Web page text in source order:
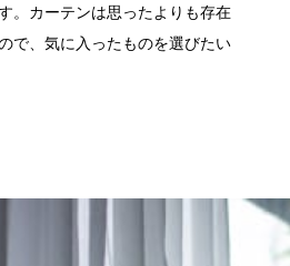
。カーテンは思ったよりも存在
で、気に入ったものを選びたい